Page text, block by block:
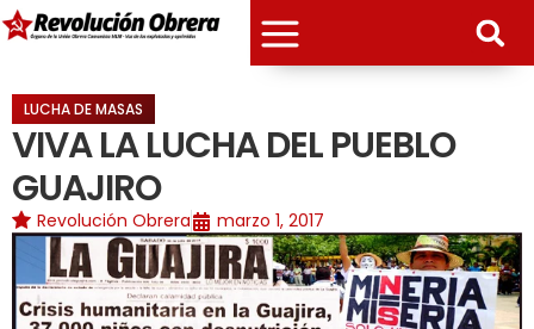
LUCHA DE MASAS
VIVA LA LUCHA DEL PUEBLO
GUAJIRO
Revolución Obrera marzo 1, 2017